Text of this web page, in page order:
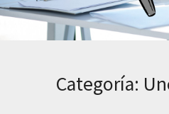
Categoría: